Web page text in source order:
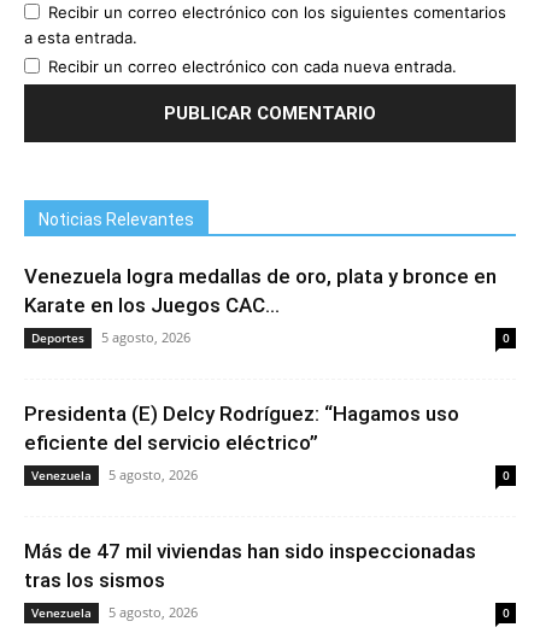
Recibir un correo electrónico con los siguientes comentarios
a esta entrada.
Recibir un correo electrónico con cada nueva entrada.
Noticias Relevantes
Venezuela logra medallas de oro, plata y bronce en
Karate en los Juegos CAC...
Deportes 5 agosto, 2026 0
Presidenta (E) Delcy Rodríguez: “Hagamos uso
eficiente del servicio eléctrico”
Venezuela 5 agosto, 2026 0
Más de 47 mil viviendas han sido inspeccionadas
tras los sismos
Venezuela 5 agosto, 2026 0